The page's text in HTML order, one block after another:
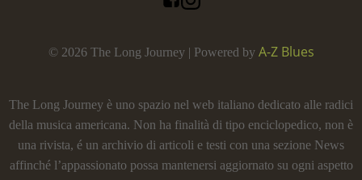
© 2026 The Long Journey | Powered by A-Z Blues
The Long Journey è uno spazio nel web italiano dedicato alle radici
della musica americana. Non ha finalità di tipo enciclopedico, non è
una rivista, é un archivio di articoli e testi con una sezione News
affinché l’appassionato possa mantenersi aggiornato su ogni aspetto